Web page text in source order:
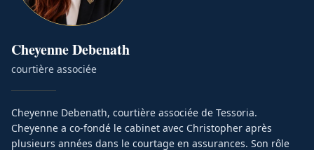
CheyenneDebenath
courtière associée
Cheyenne Debenath, courtière associée de Tessoria.
Cheyenne a co-fondé le cabinet avec Christopher après
plusieurs années dans le courtage en assurances. Son rôle